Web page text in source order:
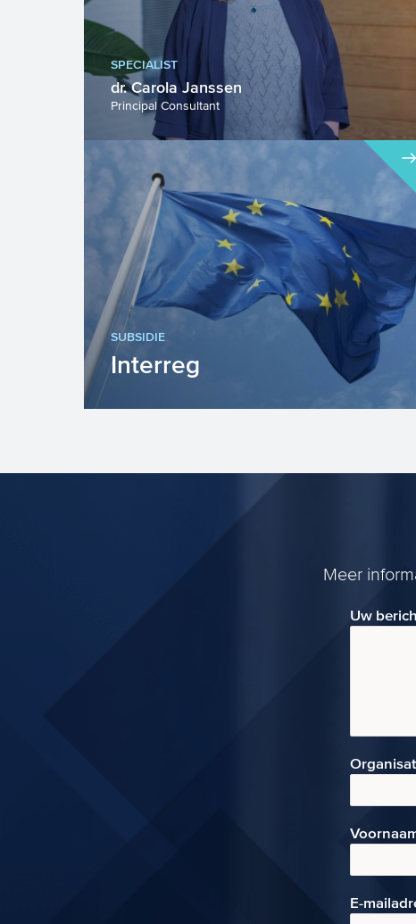
SPECIALIST
dr. Carola Janssen
Principal Consultant
SUBSIDIE
Interreg
duurzame projecten die zich richten
Meer
Uw
E-mai